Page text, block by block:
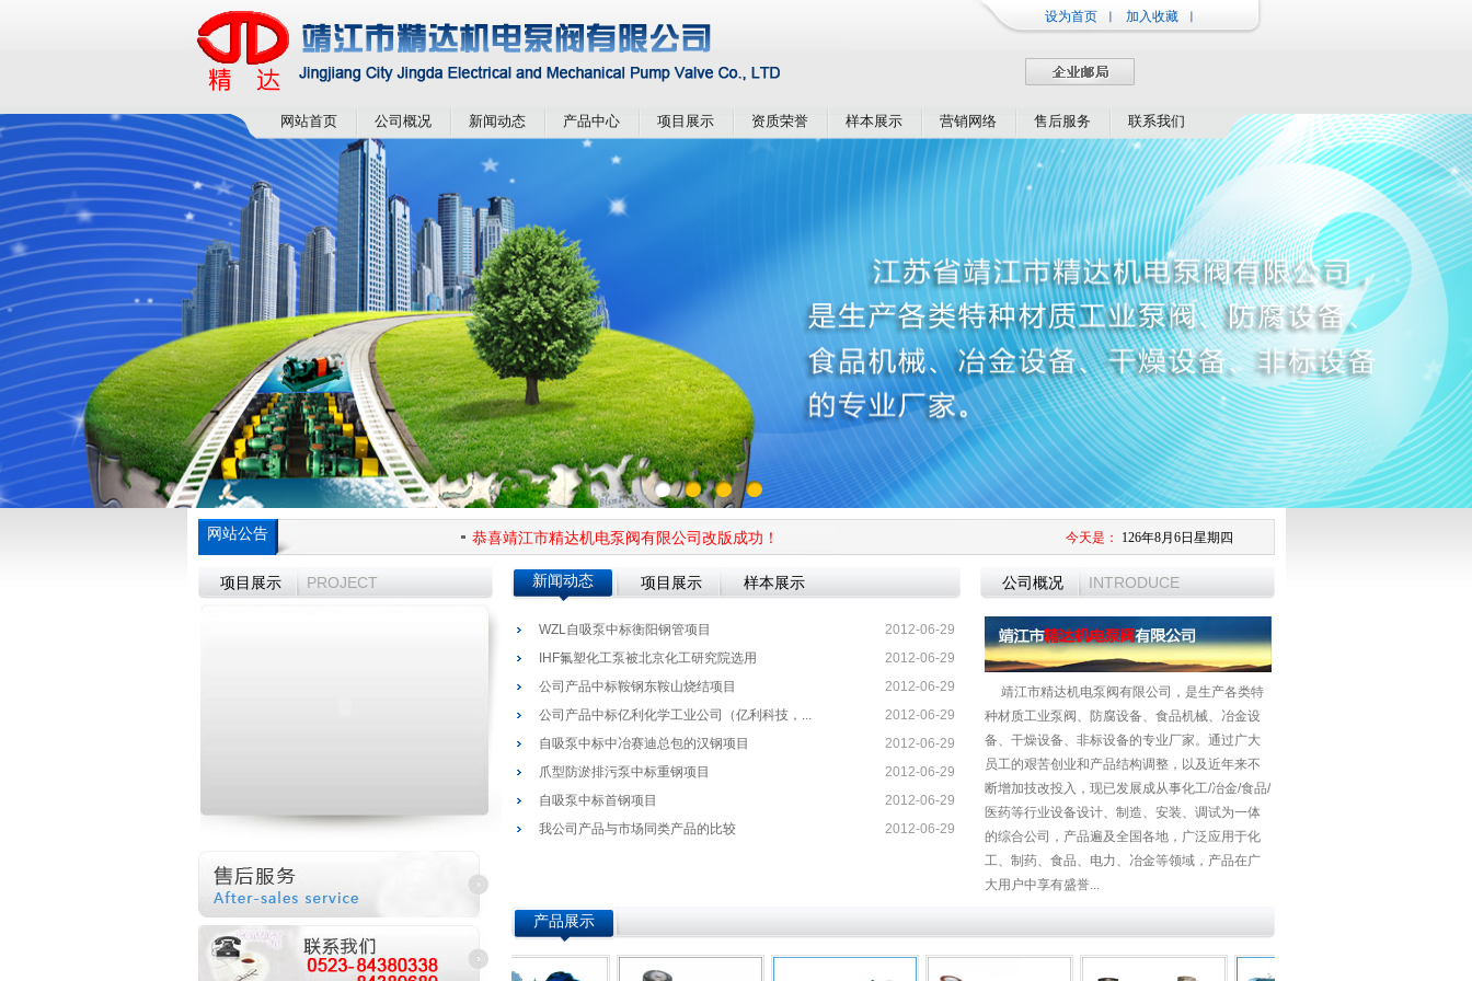
设为首页 加入收藏
网站首页 公司概况 新闻动态 产品中心 项目展示 资质荣誉 样本展示 营销网络 售后服务 联系我们
网站公告 恭喜靖江市精达机电泵阀有限公司改版成功！ 今天是： 126年8月6日星期四
项目展示 PROJECT 新闻动态 项目展示 样本展示
WZL自吸泵中标衡阳钢管项目
2012-06-29
IHF氟塑化工泵被北京化工研究院选用
2012-06-29
公司产品中标鞍钢东鞍山烧结项目
2012-06-29
公司产品中标亿利化学工业公司（亿利科技，...
2012-06-29
自吸泵中标中冶赛迪总包的汉钢项目
2012-06-29
爪型防淤排污泵中标重钢项目
2012-06-29
自吸泵中标首钢项目
2012-06-29
我公司产品与市场同类产品的比较
2012-06-29
公司概况 INTRODUCE
靖江市精达机电泵阀有限公司，是生产各类特
种材质工业泵阀、防腐设备、食品机械、冶金设
备、干燥设备、非标设备的专业厂家。通过广大
员工的艰苦创业和产品结构调整，以及近年来不
断增加技改投入，现已发展成从事化工/冶金/食品/
医药等行业设备设计、制造、安装、调试为一体
的综合公司，产品遍及全国各地，广泛应用于化
工、制药、食品、电力、冶金等领域，产品在广
大用户中享有盛誉...
产品展示